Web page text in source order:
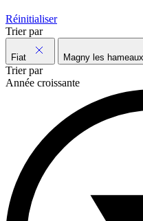
Réinitialiser
Trier par
Fiat Magny les hameaux
Trier par
Année croissante